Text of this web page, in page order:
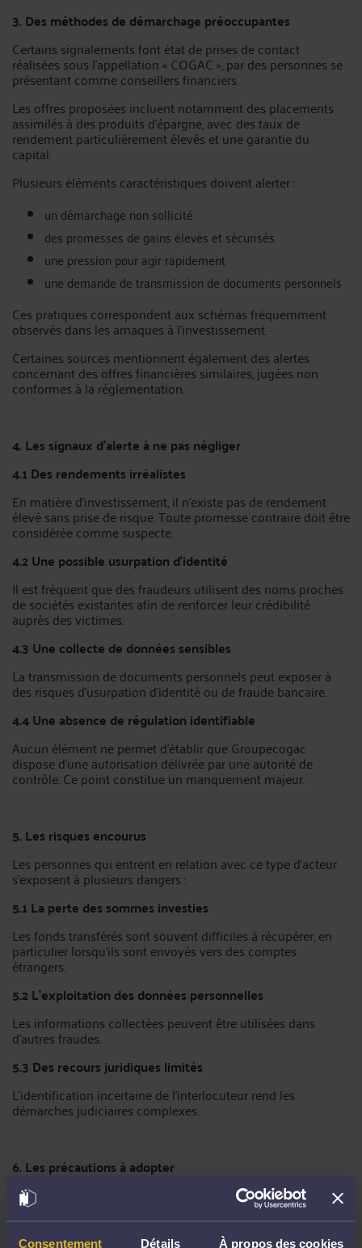
Consentement Détails À propos des cookies
3. Des méthodes de démarchage préoccupantes
Certains signalements font état de prises de contact
réalisées sous l’appellation « COGAC », par des personnes se
présentant comme conseillers financiers.
Les offres proposées incluent notamment des placements
assimilés à des produits d’épargne, avec des taux de
rendement particulièrement élevés et une garantie du
capital.
Plusieurs éléments caractéristiques doivent alerter :
un démarchage non sollicité
des promesses de gains élevés et sécurisés
une pression pour agir rapidement
une demande de transmission de documents personnels
Ces pratiques correspondent aux schémas fréquemment
observés dans les arnaques à l’investissement.
Certaines sources mentionnent également des alertes
concernant des offres financières similaires, jugées non
conformes à la réglementation.
4. Les signaux d’alerte à ne pas négliger
4.1 Des rendements irréalistes
En matière d’investissement, il n’existe pas de rendement
élevé sans prise de risque. Toute promesse contraire doit être
considérée comme suspecte.
4.2 Une possible usurpation d’identité
Il est fréquent que des fraudeurs utilisent des noms proches
de sociétés existantes afin de renforcer leur crédibilité
auprès des victimes.
4.3 Une collecte de données sensibles
La transmission de documents personnels peut exposer à
des risques d’usurpation d’identité ou de fraude bancaire.
4.4 Une absence de régulation identifiable
Aucun élément ne permet d’établir que Groupecogac
dispose d’une autorisation délivrée par une autorité de
contrôle. Ce point constitue un manquement majeur.
5. Les risques encourus
Les personnes qui entrent en relation avec ce type d’acteur
s’exposent à plusieurs dangers :
5.1 La perte des sommes investies
Les fonds transférés sont souvent difficiles à récupérer, en
particulier lorsqu’ils sont envoyés vers des comptes
étrangers.
5.2 L’exploitation des données personnelles
Les informations collectées peuvent être utilisées dans
d’autres fraudes.
5.3 Des recours juridiques limités
L’identification incertaine de l’interlocuteur rend les
démarches judiciaires complexes.
6. Les précautions à adopter
Afin de se protéger, il est recommandé de :
vérifier systématiquement les autorisations auprès des